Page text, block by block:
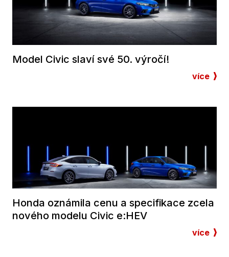
Model Civic slaví své 50. výročí!
více
Honda oznámila cenu a specifikace zcela
nového modelu Civic e:HEV
více